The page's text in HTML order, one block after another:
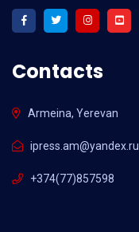
Contacts
Armeina, Yerevan
ipress.am@yandex.ru
+374(77)857598